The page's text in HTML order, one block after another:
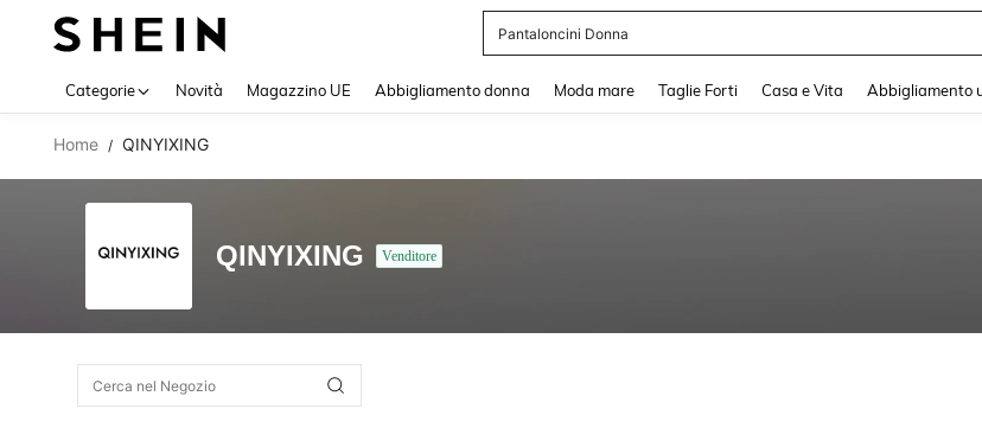
Pantaloncini Donna
Categorie Novità Magazzino UE Abbigliamento donna Moda mare Taglie Forti Casa e Vita Abbigliamento
Home / QINYIXING
QINYIXING Venditore